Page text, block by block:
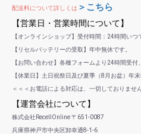
配送料について詳しくは ＞こちら
【営業日・営業時間について】
【オンラインショップ】受付時間：24時間いつ
【リセルバッテリーの受取】年中無休です。
【お問い合わせ】各種フォームより24時間受付
【休業日】土日祝祭日及び夏季（8月お盆）年
＜＜＜お電話による対応は、一切しておりませ
【運営会社について】
株式会社RecellOnline 〒651-0087
兵庫県神戸市中央区卸幸通8-1-6